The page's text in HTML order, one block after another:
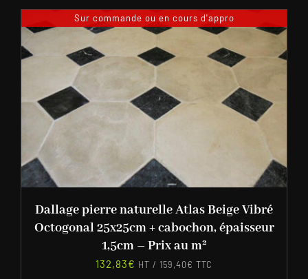
Sur commande ou en cours d'appro
Dallage pierre naturelle Atlas Beige Vibré
Octogonal 25x25cm + cabochon, épaisseur
1,5cm – Prix au m²
132,83€ HT / 159,40€ TTC